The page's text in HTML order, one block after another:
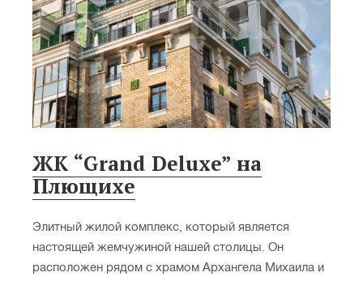
ЖК “Grand Deluxe” на
Плющихе
Элитный жилой комплекс, который является
настоящей жемчужиной нашей столицы. Он
расположен рядом с храмом Архангела Михаила и